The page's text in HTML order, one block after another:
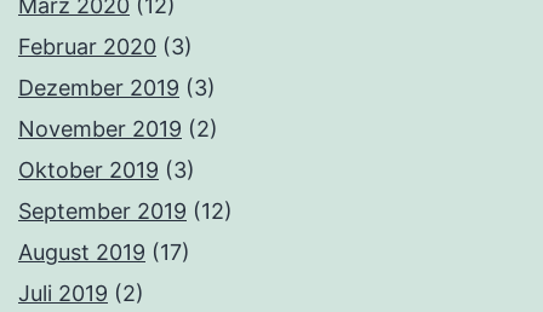
März 2020 (12)
Februar 2020 (3)
Dezember 2019 (3)
November 2019 (2)
Oktober 2019 (3)
September 2019 (12)
August 2019 (17)
Juli 2019 (2)